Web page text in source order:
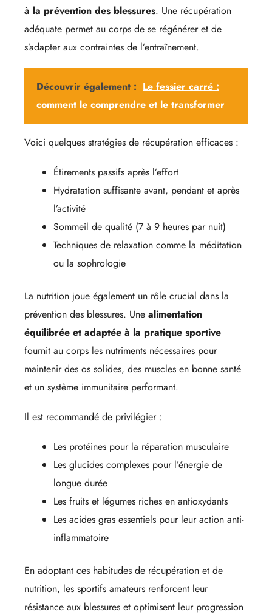
à la prévention des blessures. Une récupération
adéquate permet au corps de se régénérer et de
s’adapter aux contraintes de l’entraînement.
Découvrir également : Le fessier carré :
comment le comprendre et le transformer
Voici quelques stratégies de récupération efficaces :
Étirements passifs après l’effort
Hydratation suffisante avant, pendant et après
l’activité
Sommeil de qualité (7 à 9 heures par nuit)
Techniques de relaxation comme la méditation
ou la sophrologie
La nutrition joue également un rôle crucial dans la
prévention des blessures. Une alimentation
équilibrée et adaptée à la pratique sportive
fournit au corps les nutriments nécessaires pour
maintenir des os solides, des muscles en bonne santé
et un système immunitaire performant.
Il est recommandé de privilégier :
Les protéines pour la réparation musculaire
Les glucides complexes pour l’énergie de
longue durée
Les fruits et légumes riches en antioxydants
Les acides gras essentiels pour leur action anti-
inflammatoire
En adoptant ces habitudes de récupération et de
nutrition, les sportifs amateurs renforcent leur
résistance aux blessures et optimisent leur progression